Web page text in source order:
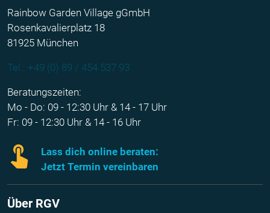
Rainbow Garden Village gGmbH
Rosenkavalierplatz 18
81925 München
Tel.: +49 (0) 89 / 454 537 93
Beratungszeiten:
Mo - Do: 09 - 12:30 Uhr & 14 - 17 Uhr
Fr: 09 - 12:30 Uhr & 14 - 16 Uhr
Lass dich online beraten:
Jetzt Termin vereinbaren
Über RGV